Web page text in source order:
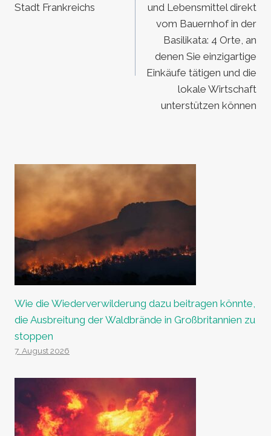
Stadt Frankreichs
und Lebensmittel direkt
vom Bauernhof in der
Basilikata: 4 Orte, an
denen Sie einzigartige
Einkäufe tätigen und die
lokale Wirtschaft
unterstützen können
Wie die Wiederverwilderung dazu beitragen könnte,
die Ausbreitung der Waldbrände in Großbritannien zu
stoppen
7. August 2026